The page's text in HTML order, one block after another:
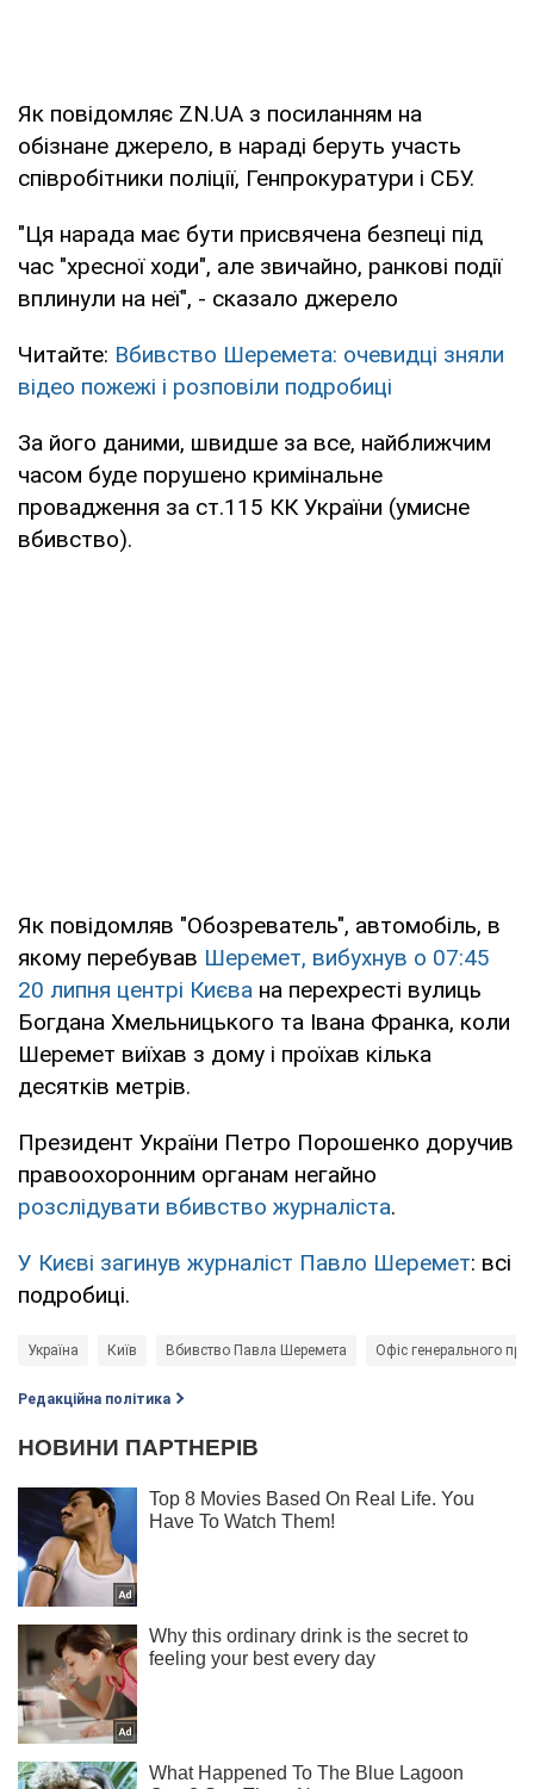
Як повідомляє ZN.UA з посиланням на
обізнане джерело, в нараді беруть участь
співробітники поліції, Генпрокуратури і СБУ.
"Ця нарада має бути присвячена безпеці під
час "хресної ходи", але звичайно, ранкові події
вплинули на неї", - сказало джерело
Читайте: Вбивство Шеремета: очевидці зняли
відео пожежі і розповіли подробиці
За його даними, швидше за все, найближчим
часом буде порушено кримінальне
провадження за ст.115 КК України (умисне
вбивство).
Як повідомляв "Обозреватель", автомобіль, в
якому перебував Шеремет, вибухнув о 07:45
20 липня центрі Києва на перехресті вулиць
Богдана Хмельницького та Івана Франка, коли
Шеремет виїхав з дому і проїхав кілька
десятків метрів.
Президент України Петро Порошенко доручив
правоохоронним органам негайно
розслідувати вбивство журналіста.
У Києві загинув журналіст Павло Шеремет: всі
подробиці.
Україна Київ Вбивство Павла Шеремета Офіс генерального
Редакційна політика